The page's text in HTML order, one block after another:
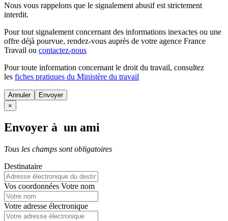
Nous vous rappelons que le signalement abusif est strictement
interdit.
Pour tout signalement concernant des informations inexactes ou une
offre déjà pourvue, rendez-vous auprès de votre agence France
Travail ou contactez-nous
Pour toute information concernant le droit du travail, consultez
les fiches pratiques du Ministère du travail
Annuler
×
Envoyer à un ami
Tous les champs sont obligatoires
Destinataire
Vos coordonnées Votre nom
Votre adresse électronique